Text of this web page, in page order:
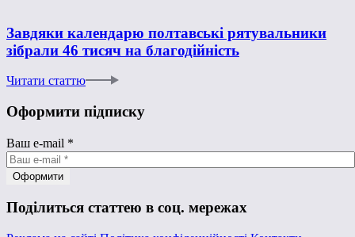
Завдяки календарю полтавські рятувальники
зібрали 46 тисяч на благодійність
Читати статтю
Оформити підписку
Ваш e-mail *
Поділиться статтею в соц. мережах